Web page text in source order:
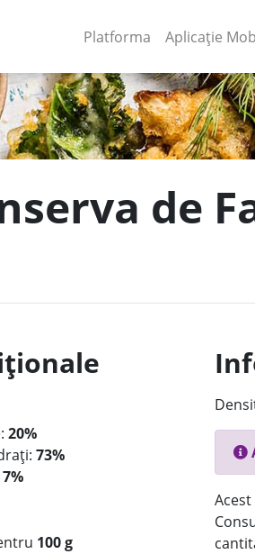
Platforma (current)
Aplicație
de
20%
73%
7%
100 g